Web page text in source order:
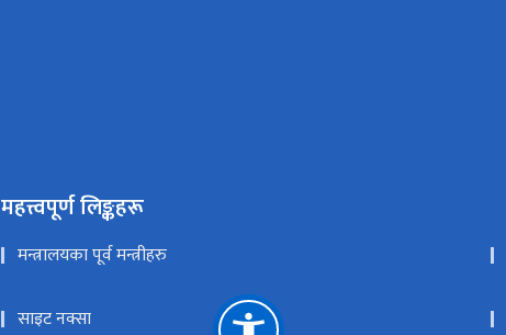
महत्त्वपूर्ण लिङ्कहरू
मन्त्रालयका पूर्व मन्त्रीहरु
साइट नक्सा